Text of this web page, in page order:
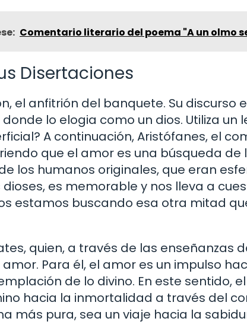
Comentario literario del poema "A un olmo
Disertaciones
el anfitrión del banquete. Su discurso
lo elogia como un dios. Utiliza un
A continuación, Aristófanes, el
que el amor es una búsqueda
los humanos originales, que eran
es memorable y nos lleva a
estamos buscando esa otra mitad
quien, a través de las enseñanzas
Para él, el amor es un impulso
de lo divino. En este sentido,
hacia la inmortalidad a través del
más pura, sea un viaje hacia la